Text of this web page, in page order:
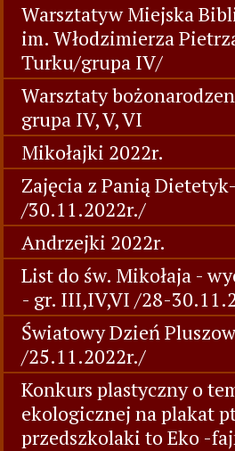
Warsztatyw Miejska
im. Włodzimierza
Turku/grupa IV/
Warsztaty
grupa IV, V, VI
Mikołajki 2022r.
Zajęcia z Panią
/30.11.2022r./
Andrzejki 2022r.
List do św. Mikołaja -
- gr. III,IV,VI /28-
Światowy Dzień
/25.11.2022r./
Konkurs plastyczny o
ekologicznej na plakat
przedszkolaki to Eko -